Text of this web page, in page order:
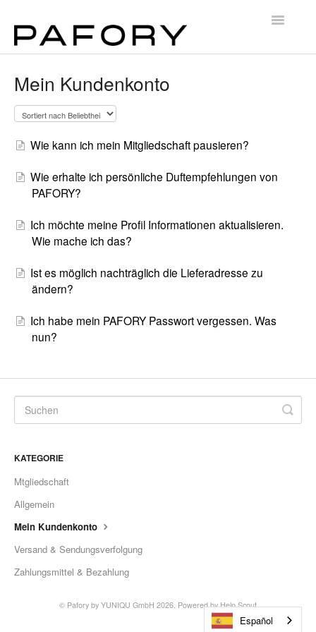
Toggle
Mein Kundenkonto
Wie kann ich mein Mitgliedschaft pausieren?
Wie erhalte ich persönliche Duftempfehlungen von
PAFORY?
Ich möchte meine Profil Informationen aktualisieren.
Wie mache ich das?
Ist es möglich nachträglich die Lieferadresse zu
ändern?
Ich habe mein PAFORY Passwort vergessen. Was
nun?
KATEGORIE
Mtgliedschaft
Allgemein
Mein Kundenkonto
Versand & Sendungsverfolgung
Zahlungsmittel & Bezahlung
© Pafory by YUNIQU GmbH 2026. Powered byHelp Scout
Español